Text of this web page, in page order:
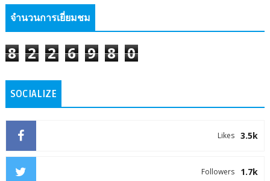
จำนวนการเยี่ยมชม
8 2 2 6 9 8 0
SOCIALIZE
3.5k
Likes
1.7k
Followers